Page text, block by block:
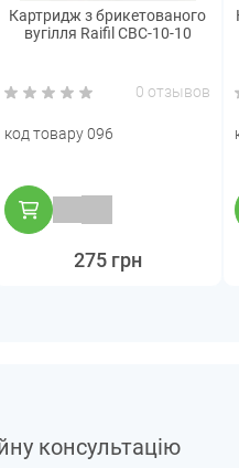
Картридж з брикетованого
вугілля Raifil CBC-10-10
0 отзывов
код товару 096
275 грн
консультацію